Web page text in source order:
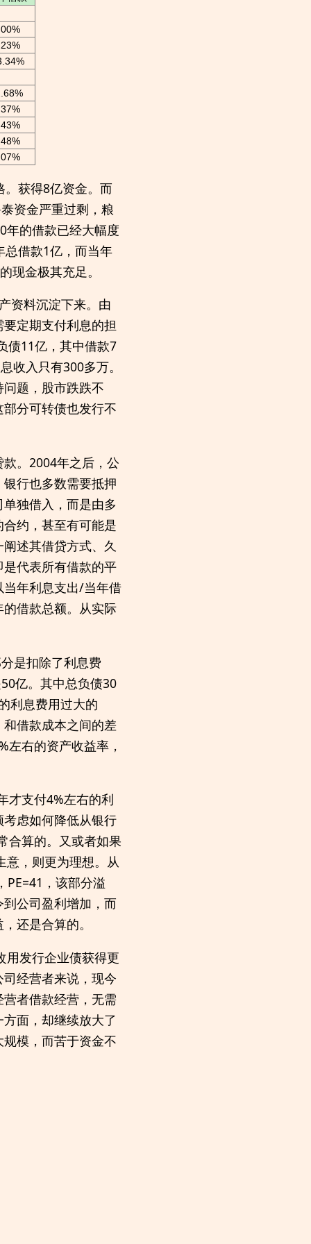
获得8亿资金。而
资金严重过剩，粮
年的借款已经大幅度
总借款1亿，而当年
现金极其充足。
资料沉淀下来。由
定期支付利息的担
债11亿，其中借款7
收入只有300多万。
题，股市跌跌不
分可转债也发行不
。2004年之后，公
行也多数需要抵押
独借入，而是由多
约，甚至有可能是
述其借贷方式、久
代表所有借款的平
年利息支出/当年借
借款总额。从实际
是扣除了利息费
亿。其中总负债30
利息费用过大的
借款成本之间的差
右的资产收益率，
才支付4%左右的利
虑如何降低从银行
合算的。又或者如果
意，则更为理想。从
，该部分溢
公司盈利增加，而
还是合算的。
用发行企业债获得更
经营者来说，现今
者借款经营，无需
面，却继续放大了
模，而苦于资金不